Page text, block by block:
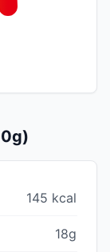
145 kcal
18g